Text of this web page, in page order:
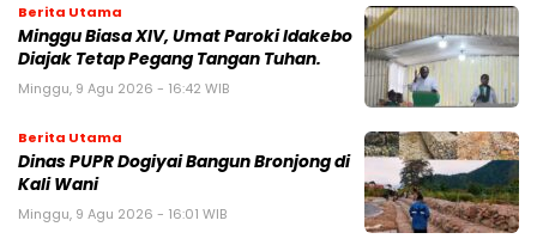
Berita Utama
Minggu Biasa XIV, Umat Paroki Idakebo
Diajak Tetap Pegang Tangan Tuhan.
Minggu, 9 Agu 2026 - 16:42 WIB
Berita Utama
Dinas PUPR Dogiyai Bangun Bronjong di
Kali Wani
Minggu, 9 Agu 2026 - 16:01 WIB